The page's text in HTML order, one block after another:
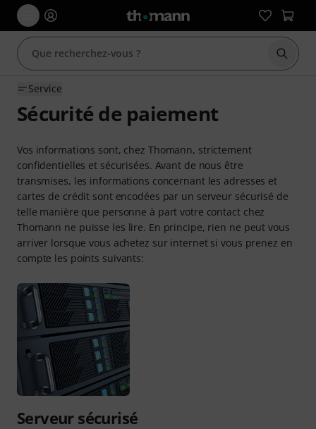
Service
Sécurité de paiement
Vos informations sont, chez Thomann, strictement
confidentielles et sécurisées. Avant de nous être
transmises, les informations concernant les adresses et
cartes de crédit sont encodées par un serveur sécurisé de
telle manière que personne à part votre contact chez
Thomann ne puisse les lire. En principe, rien ne peut vous
arriver lorsque vous achetez sur internet si vous prenez en
compte les points suivants:
Serveur sécurisé